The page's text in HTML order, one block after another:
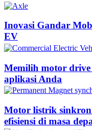
Inovasi Gandar
EV
Memilih motor
aplikasi Anda
Motor listrik sinkron
efisiensi di masa